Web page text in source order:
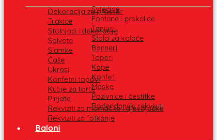
Dekoracija za prostor
Svjećice
Trakice
Fontane i prskalice
Stolnjaci i dekoracije
Tanjuri
Salvete
Stalci za kolače
Slamke
Banneri
Čaše
Toperi
Ukrasi
Kape
Konfetni topoviKonfeti
Kutije za torteMaske
Pinjate
Pozivnice i čestitke
Rekviziti za momačke i djevojačke
Rođendanski rekviziti
Rekviziti za fotkanje
Baloni